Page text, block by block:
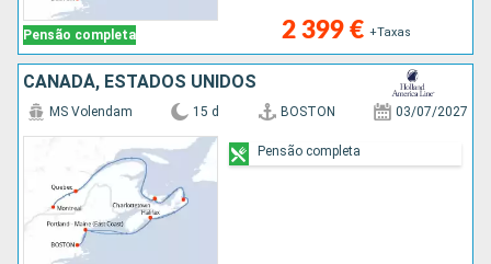
Pensão completa 2 399 € +Taxas
CANADÁ, ESTADOS UNIDOS
MS Volendam 15 d BOSTON 03/07/2027
Pensão completa